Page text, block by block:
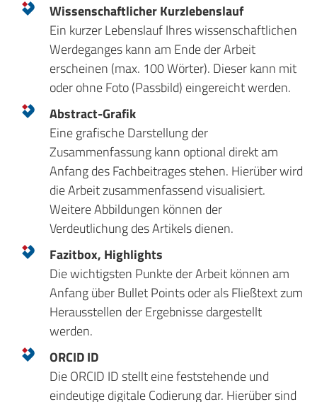
Wissenschaftlicher Kurzlebenslauf
Ein kurzer Lebenslauf Ihres wissenschaftlichen
Werdeganges kann am Ende der Arbeit
erscheinen (max. 100 Wörter). Dieser kann mit
oder ohne Foto (Passbild) eingereicht werden.
Abstract-Grafik
Eine grafische Darstellung der
Zusammenfassung kann optional direkt am
Anfang des Fachbeitrages stehen. Hierüber wird
die Arbeit zusammenfassend visualisiert.
Weitere Abbildungen können der
Verdeutlichung des Artikels dienen.
Fazitbox, Highlights
Die wichtigsten Punkte der Arbeit können am
Anfang über Bullet Points oder als Fließtext zum
Herausstellen der Ergebnisse dargestellt
werden.
ORCID ID
Die ORCID ID stellt eine feststehende und
eindeutige digitale Codierung dar. Hierüber sind